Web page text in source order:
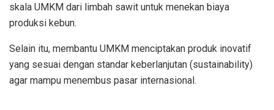
skala UMKM dari limbah sawit untuk menekan biaya
produksi kebun.
Selain itu, membantu UMKM menciptakan produk inovatif
yang sesuai dengan standar keberlanjutan (sustainability)
agar mampu menembus pasar internasional.